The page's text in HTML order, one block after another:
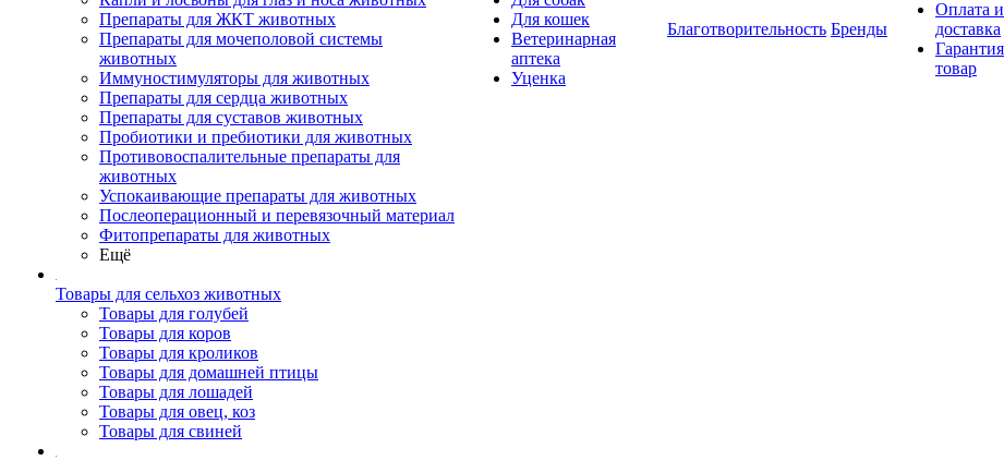
Препараты для ЖКТ животных
Препараты для мочеполовой системы
животных
Иммуностимуляторы для животных
Препараты для сердца животных
Препараты для суставов животных
Пробиотики и пребиотики для животных
Противовоспалительные препараты для
животных
Успокаивающие препараты для животных
Послеоперационный и перевязочный материал
Фитопрепараты для животных
Ещё
Товары для сельхоз животных
Товары для голубей
Товары для коров
Товары для кроликов
Товары для домашней птицы
Товары для лошадей
Товары для овец, коз
Товары для свиней
Для кошек
Ветеринарная
аптека
Уценка
Благотворительность Бренды
Оплата и
доставка
товар